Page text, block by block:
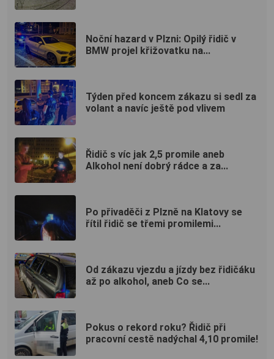
Noční hazard v Plzni: Opilý řidič v
BMW projel křižovatku na...
Týden před koncem zákazu si sedl za
volant a navíc ještě pod vlivem
Řidič s víc jak 2,5 promile aneb
Alkohol není dobrý rádce a za...
Po přivaděči z Plzně na Klatovy se
řítil řidič se třemi promilemi...
Od zákazu vjezdu a jízdy bez řidičáku
až po alkohol, aneb Co se...
Pokus o rekord roku? Řidič při
pracovní cestě nadýchal 4,10 promile!